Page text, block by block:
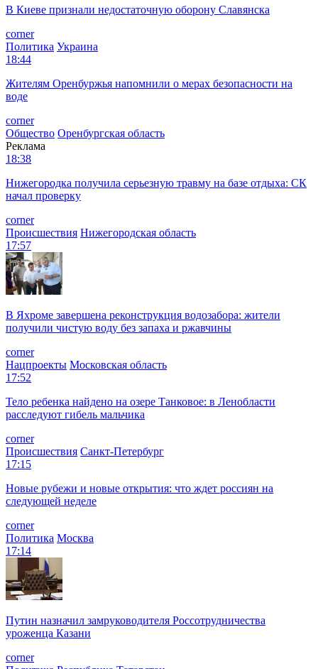
В Киеве признали недостаточную оборону Славянска
corner
Политика Украина
18:44
Жителям Оренбуржья напомнили о мерах безопасности на
воде
corner
Общество Оренбургская область
Реклама
18:38
Нижегородка получила серьезную травму на базе отдыха: СК
начал проверку
corner
Происшествия Нижегородская область
17:57
В Яхроме завершена реконструкция водозабора: жители
получили чистую воду без запаха и ржавчины
corner
Нацпроекты Московская область
17:52
Тело ребенка найдено на озере Танковое: в Ленобласти
расследуют гибель мальчика
corner
Происшествия Санкт-Петербург
17:15
Новые рубежи и новые открытия: что ждет россиян на
следующей неделе
corner
Политика Москва
17:14
Путин назначил замруководителя Россотрудничества
уроженца Казани
corner